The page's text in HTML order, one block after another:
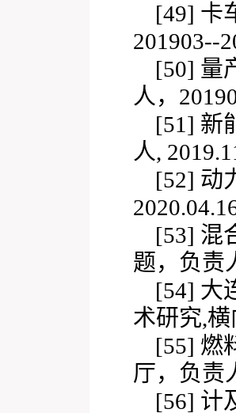
[49] 卡
201903--
[50] 量
人，
[51] 新
人,
[52] 动
[53] 混
题，负责
[54] 大
术研究,
[55] 燃
厅，负责
[56] 计